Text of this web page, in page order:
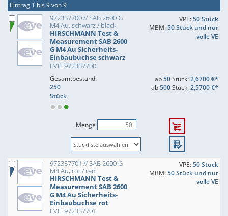
Eintrag 1 bis 9 von 9
972357700 // SAB 2600 G
M4 Au, schwarz / black
HIRSCHMANN Test &
Measurement SAB 2600
G M4 Au Sicherheits-
Einbaubuchse schwarz
EVE: 972357700
VPE:50 Stück
MBM:50 Stück und nur
volle VE
Gesamtbestand:
250
Stück
ab50Stück:2,6700 €*
ab500Stück:2,5700 €*
Menge
972357701 // SAB 2600 G
M4 Au, rot / red
HIRSCHMANN Test &
Measurement SAB 2600
G M4 Au Sicherheits-
Einbaubuchse rot
EVE: 972357701
VPE:50 Stück
MBM:50 Stück und nur
volle VE